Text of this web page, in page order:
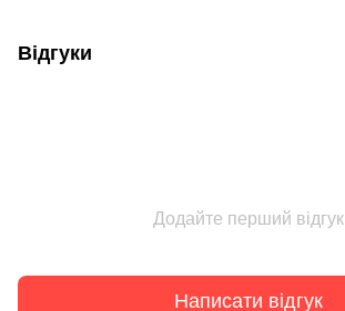
Відгуки
Додайте перший відгук
Написати відгук